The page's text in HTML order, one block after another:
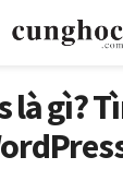
là gì?